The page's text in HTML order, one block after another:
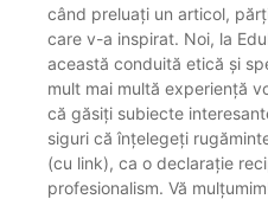
când preluați un articol,
care v-a inspirat. Noi, la
această conduită etică și
mult mai multă experiență
că găsiți subiecte
siguri că înțelegeți
(cu link), ca o declarație
profesionalism. Vă